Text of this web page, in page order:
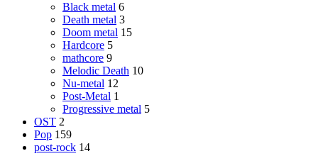
Black metal 6
Death metal 3
Doom metal 15
Hardcore 5
mathcore 9
Melodic Death 10
Nu-metal 12
Post-Metal 1
Progressive metal 5
OST 2
Pop 159
post-rock 14